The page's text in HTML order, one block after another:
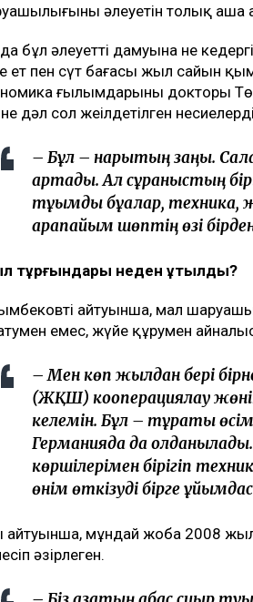
әлеуетін толық
бұл әлеуеттің дамуына не
ет пен сүт бағасы жыл сайын
ғылымдарының докторы
дәл сол жеңілдетілген
– Бұл – нарықтың заңы.
артады. Ал сұраныстың
тұқымды бұқалар,
қарапайым шөптің өзі
тұрғындары неден ұтылды?
айтуынша, мал
емес, жүйе құрумен
– Мен көп жылдан бері
(ЖҚШ) кооперациялау
келемін. Бұл – тұрақты
Германияда да
көршілерімен бірігіп
өнім өткізуді бірге
айтуынша, мұндай жоба 2008
әзірлеген.